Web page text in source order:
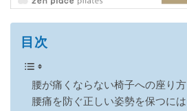
目次
腰が痛くならない椅子への座り方
腰痛を防ぐ正しい姿勢を保つには